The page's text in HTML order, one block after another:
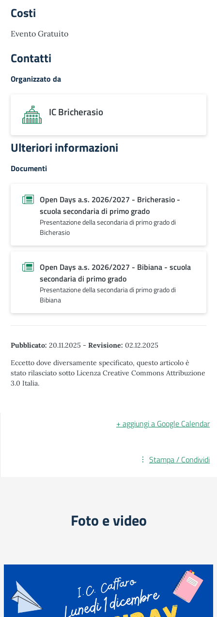
Costi
Evento Gratuito
Contatti
Organizzato da
IC Bricherasio
Ulteriori informazioni
Documenti
Open Days a.s. 2026/2027 - Bricherasio -
scuola secondaria di primo grado
Presentazione della secondaria di primo grado di
Bicherasio
Open Days a.s. 2026/2027 - Bibiana - scuola
secondaria di primo grado
Presentazione della secondaria di primo grado di
Bibiana
Pubblicato: 20.11.2025 - Revisione: 02.12.2025
Eccetto dove diversamente specificato, questo articolo è
stato rilasciato sotto Licenza Creative Commons Attribuzione
3.0 Italia.
+ aggiungi a Google Calendar
Stampa / Condividi
Foto e video